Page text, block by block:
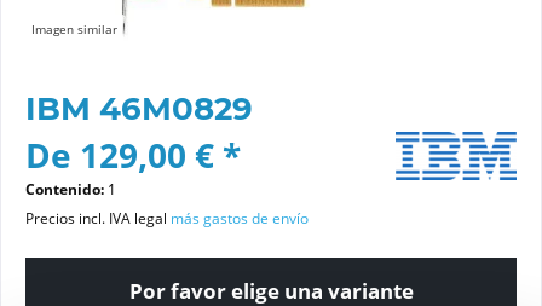
Imagen similar
IBM 46M0829
De 129,00 € *
Contenido: 1
Precios incl. IVA legal más gastos de envío
Por favor elige una variante